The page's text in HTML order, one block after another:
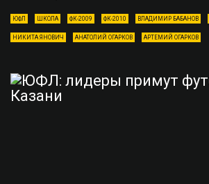
ЮФЛ ШКОЛА ФК-2009 ФК-2010 ВЛАДИМИР БАБАНОВ
НИКИТА ЯНОВИЧ АНАТОЛИЙ ОГАРКОВ АРТЕМИЙ ОГАРКОВ